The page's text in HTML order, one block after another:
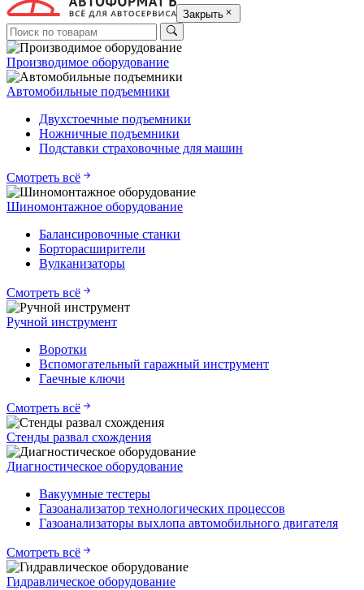
Закрыть
Производимое оборудование
Автомобильные подъемники
Двухстоечные подъемники
Ножничные подъемники
Подставки страховочные для машин
Смотреть всё
Шиномонтажное оборудование
Балансировочные станки
Борторасширители
Вулканизаторы
Смотреть всё
Ручной инструмент
Воротки
Вспомогательный гаражный инструмент
Гаечные ключи
Смотреть всё
Стенды развал схождения
Диагностическое оборудование
Вакуумные тестеры
Газоанализатор технологических процессов
Газоанализаторы выхлопа автомобильного двигателя
Смотреть всё
Гидравлическое оборудование